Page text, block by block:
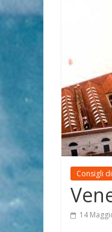
Consigli
14